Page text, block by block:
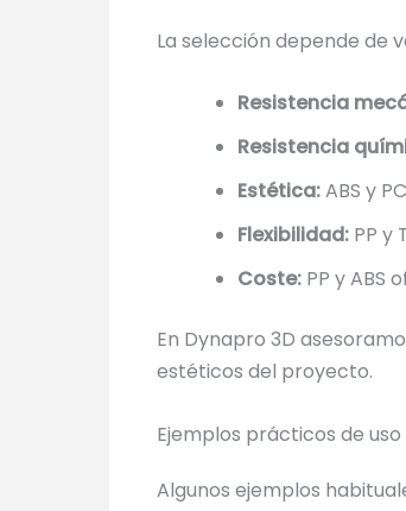
La selección depende de
Resistencia
Resistencia
Estética:ABS y
Flexibilidad: PP y
Coste: PP y ABS
En Dynapro 3D
estéticos del proyecto.
Ejemplos prácticos de
Algunos ejemplos